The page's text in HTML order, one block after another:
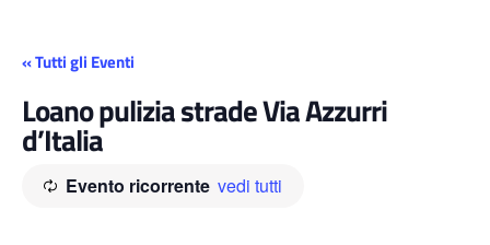
« Tutti gli Eventi
Loano pulizia strade Via Azzurri
d’Italia
Evento ricorrente vedi tutti